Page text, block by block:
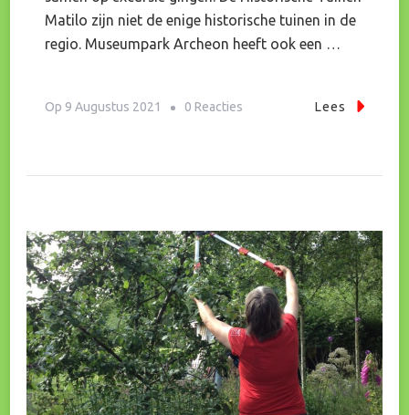
Matilo zijn niet de enige historische tuinen in de
regio. Museumpark Archeon heeft ook een …
Op 9 Augustus 2021 0 Reacties
In
Museumpark
Archeon
Lees